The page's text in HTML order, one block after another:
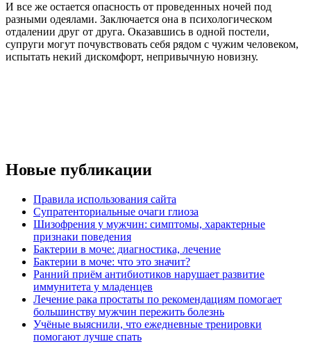
И все же остается опасность от проведенных ночей под
разными одеялами. Заключается она в психологическом
отдалении друг от друга. Оказавшись в одной постели,
супруги могут почувствовать себя рядом с чужим человеком,
испытать некий дискомфорт, непривычную новизну.
Новые публикации
Правила использования сайта
Супратенториальные очаги глиоза
Шизофрения у мужчин: симптомы, характерные
признаки поведения
Бактерии в моче: диагностика, лечение
Бактерии в моче: что это значит?
Ранний приём антибиотиков нарушает развитие
иммунитета у младенцев
Лечение рака простаты по рекомендациям помогает
большинству мужчин пережить болезнь
Учёные выяснили, что ежедневные тренировки
помогают лучше спать